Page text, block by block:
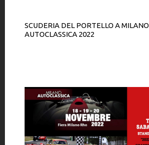
SCUDERIA DEL PORTELLO A MILANO
AUTOCLASSICA 2022